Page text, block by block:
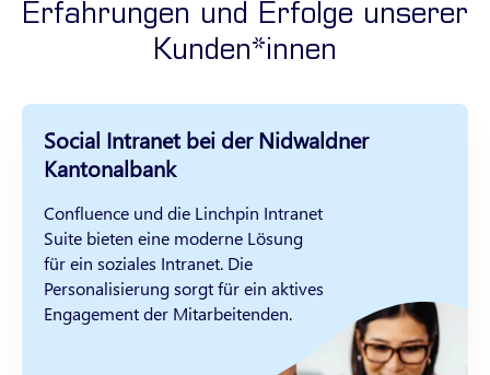
Erfahrungen und Erfolge unserer
Kunden*innen
Social Intranet bei der Nidwaldner
Kantonalbank
Confluence und die Linchpin Intranet
Suite bieten eine moderne Lösung
für ein soziales Intranet. Die
Personalisierung sorgt für ein aktives
Engagement der Mitarbeitenden.